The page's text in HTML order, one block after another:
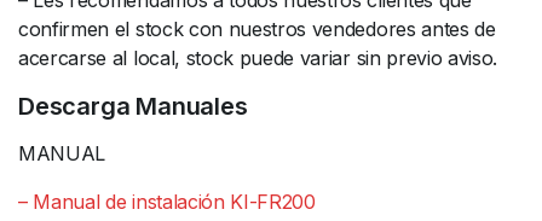
confirmen el stock con nuestros vendedores antes de
acercarse al local, stock puede variar sin previo aviso.
Descarga Manuales
MANUAL
– Manual de instalación KI-FR200